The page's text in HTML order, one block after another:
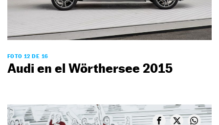
FOTO 12 DE 16
Audi en el Wörthersee 2015